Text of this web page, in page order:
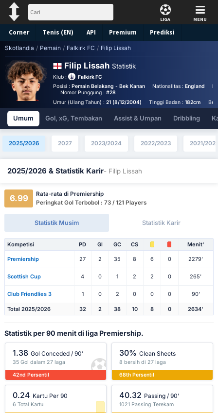
LIGA MENU
Corner Tenis (EN) API Premium Prediksi
Skotlandia / Pemain / Falkirk FC / Filip Lissah
Filip Lissah Statistik
Klub :
Falkirk FC
Posisi : Pemain Belakang - Bek Kanan Nationalitas :England
Nomor Punggung :#28
Umur (Ulang Tahun) : 21 (8/12/2004) Tinggi Badan :182cm
Umum Gol, xG, Tembakan Assist & Umpan Dribbling
2025/2026 2027 2023/2024 2022/2023 2021/
2025/2026 & Statistik Karir- Filip Lissah
6.99
Rata-rata di Premiership
Peringkat Gol Terbobol : 73 / 121 Players
Statistik Musim Statistik Karir
Kompetisi PD Gl GC CS Menit'
Premiership 27 2 35 8 6 0 2279'
Scottish Cup 4 0 1 2 2 0 265'
Club Friendlies 3 1 0 2 0 0 0 90'
Total 2025/2026 32 2 38 10 8 0 2634'
Statistik per 90 menit di liga Premiership.
1.38 Gol Conceded / 90'
35 Gol dalam 27 laga
42nd Persentil
30% Clean Sheets
8 bersih di 27 laga
68th Persentil
0.24 Kartu Per 90
6 Total Kartu
40.32 Passing / 90'
1021 Passing Terekam